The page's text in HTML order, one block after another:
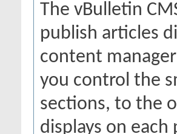
The vBulletin
publish articles
content
you control the
sections, to the
displays on each